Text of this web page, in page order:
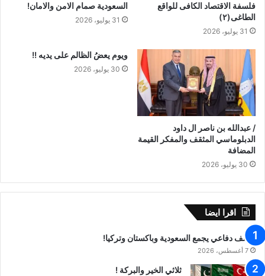
فلسفة الاقتصاد الكافى للواقع
الطاغى(٢)
31 يوليو، 2026
السعودية صمام الامن والامان!
31 يوليو، 2026
/ عبدالله بن ناصر ال داود
الدبلوماسي المثقف والمفكر القيمة
المضافة
30 يوليو، 2026
ويوم يعضُ الظالم على يديه !!
30 يوليو، 2026
اقرا ايضا
تحالف دفاعي يجمع السعودية وباكستان وتركيا!
7 أغسطس، 2026
ثلاثي الخير والبركة !